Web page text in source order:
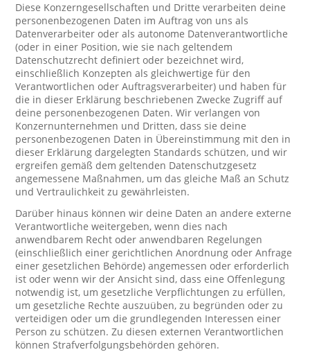
Diese Konzerngesellschaften und Dritte verarbeiten deine
personenbezogenen Daten im Auftrag von uns als
Datenverarbeiter oder als autonome Datenverantwortliche
(oder in einer Position, wie sie nach geltendem
Datenschutzrecht definiert oder bezeichnet wird,
einschließlich Konzepten als gleichwertige für den
Verantwortlichen oder Auftragsverarbeiter) und haben für
die in dieser Erklärung beschriebenen Zwecke Zugriff auf
deine personenbezogenen Daten. Wir verlangen von
Konzernunternehmen und Dritten, dass sie deine
personenbezogenen Daten in Übereinstimmung mit den in
dieser Erklärung dargelegten Standards schützen, und wir
ergreifen gemäß dem geltenden Datenschutzgesetz
angemessene Maßnahmen, um das gleiche Maß an Schutz
und Vertraulichkeit zu gewährleisten.
Darüber hinaus können wir deine Daten an andere externe
Verantwortliche weitergeben, wenn dies nach
anwendbarem Recht oder anwendbaren Regelungen
(einschließlich einer gerichtlichen Anordnung oder Anfrage
einer gesetzlichen Behörde) angemessen oder erforderlich
ist oder wenn wir der Ansicht sind, dass eine Offenlegung
notwendig ist, um gesetzliche Verpflichtungen zu erfüllen,
um gesetzliche Rechte auszuüben, zu begründen oder zu
verteidigen oder um die grundlegenden Interessen einer
Person zu schützen. Zu diesen externen Verantwortlichen
können Strafverfolgungsbehörden gehören.